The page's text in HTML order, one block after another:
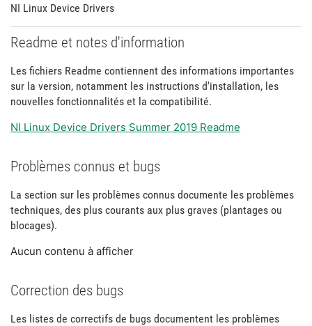
NI Linux Device Drivers
Readme et notes d'information
Les fichiers Readme contiennent des informations importantes
sur la version, notamment les instructions d'installation, les
nouvelles fonctionnalités et la compatibilité.
NI Linux Device Drivers Summer 2019 Readme
Problèmes connus et bugs
La section sur les problèmes connus documente les problèmes
techniques, des plus courants aux plus graves (plantages ou
blocages).
Aucun contenu à afficher
Correction des bugs
Les listes de correctifs de bugs documentent les problèmes